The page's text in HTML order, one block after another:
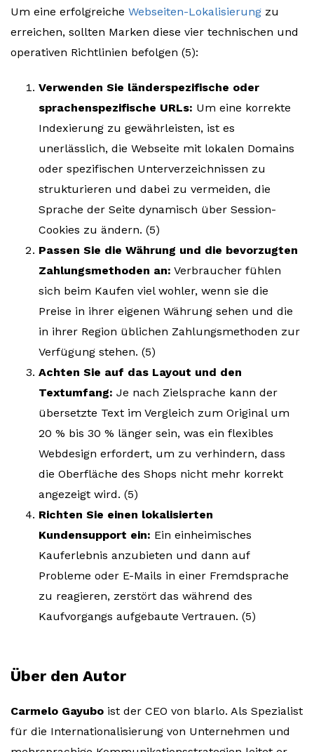
Um eine erfolgreiche Webseiten-Lokalisierung zu
erreichen, sollten Marken diese vier technischen und
operativen Richtlinien befolgen (5):
Verwenden Sie länderspezifische oder
sprachenspezifische URLs: Um eine korrekte
Indexierung zu gewährleisten, ist es
unerlässlich, die Webseite mit lokalen Domains
oder spezifischen Unterverzeichnissen zu
strukturieren und dabei zu vermeiden, die
Sprache der Seite dynamisch über Session-
Cookies zu ändern. (5)
Passen Sie die Währung und die bevorzugten
Zahlungsmethoden an: Verbraucher fühlen
sich beim Kaufen viel wohler, wenn sie die
Preise in ihrer eigenen Währung sehen und die
in ihrer Region üblichen Zahlungsmethoden zur
Verfügung stehen. (5)
Achten Sie auf das Layout und den
Textumfang: Je nach Zielsprache kann der
übersetzte Text im Vergleich zum Original um
20 % bis 30 % länger sein, was ein flexibles
Webdesign erfordert, um zu verhindern, dass
die Oberfläche des Shops nicht mehr korrekt
angezeigt wird. (5)
Richten Sie einen lokalisierten
Kundensupport ein: Ein einheimisches
Kauferlebnis anzubieten und dann auf
Probleme oder E-Mails in einer Fremdsprache
zu reagieren, zerstört das während des
Kaufvorgangs aufgebaute Vertrauen. (5)
Über den Autor
Carmelo Gayubo ist der CEO von blarlo. Als Spezialist
für die Internationalisierung von Unternehmen und